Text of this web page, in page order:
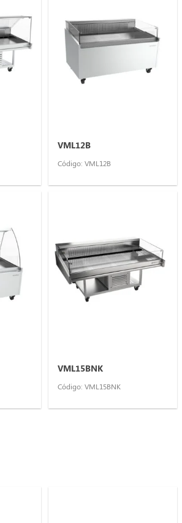
VML12B
Código: VML12B
VML15BNK
Código: VML15BNK